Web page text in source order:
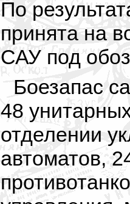
По
принята на
САУ под
Боезапас
48
отделении
автоматов,